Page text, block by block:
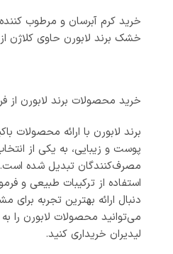
خرید کرم آبرسان و مرطوب
خشک برند لابورن حاوی کلاژن از
خرید محصولات برند لابورن از
برند لابورن با ارائه محصولات
پوست و زیبایی، به یکی از
مصرف‌کنندگان تبدیل شده است.
استفاده از ترکیبات طبیعی و
دنبال ارائه بهترین تجربه
می‌توانید محصولات لابورن را به
لیدیران خریداری کنید.